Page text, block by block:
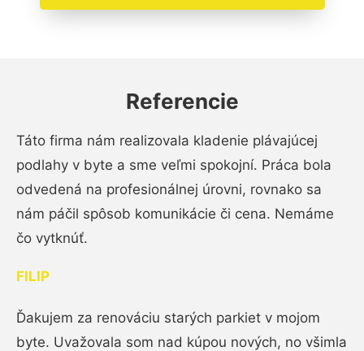
Referencie
Táto firma nám realizovala kladenie plávajúcej
podlahy v byte a sme veľmi spokojní. Práca bola
odvedená na profesionálnej úrovni, rovnako sa
nám páčil spôsob komunikácie či cena. Nemáme
čo vytknúť.
FILIP
Ďakujem za renováciu starých parkiet v mojom
byte. Uvažovala som nad kúpou nových, no všimla